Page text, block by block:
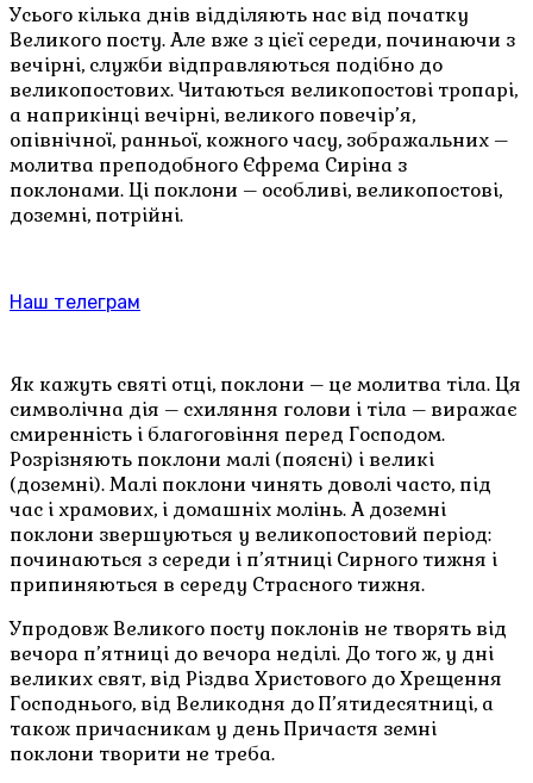
Усього кілька днів відділяють нас від початку
Великого посту. Але вже з цієї середи, починаючи з
вечірні, служби відправляються подібно до
великопостових. Читаються великопостові тропарі,
а наприкінці вечірні, великого повечір’я,
опівнічної, ранньої, кожного часу, зображальних –
молитва преподобного Єфрема Сиріна з
поклонами. Ці поклони – особливі, великопостові,
доземні, потрійні.
Наш телеграм
Як кажуть святі отці, поклони – це молитва тіла. Ця
символічна дія – схиляння голови і тіла – виражає
смиренність і благоговіння перед Господом.
Розрізняють поклони малі (поясні) і великі
(доземні). Малі поклони чинять доволі часто, під
час і храмових, і домашніх молінь. А доземні
поклони звершуються у великопостовий період:
починаються з середи і п’ятниці Сирного тижня і
припиняються в середу Страсного тижня.
Упродовж Великого посту поклонів не творять від
вечора п’ятниці до вечора неділі. До того ж, у дні
великих свят, від Різдва Христового до Хрещення
Господнього, від Великодня до П’ятидесятниці, а
також причасникам у день Причастя земні
поклони творити не треба.